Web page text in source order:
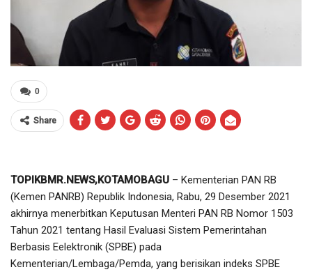
0
Share
TOPIKBMR.NEWS,KOTAMOBAGU – Kementerian PAN RB
(Kemen PANRB) Republik Indonesia, Rabu, 29 Desember 2021
akhirnya menerbitkan Keputusan Menteri PAN RB Nomor 1503
Tahun 2021 tentang Hasil Evaluasi Sistem Pemerintahan
Berbasis Eelektronik (SPBE) pada
Kementerian/Lembaga/Pemda, yang berisikan indeks SPBE